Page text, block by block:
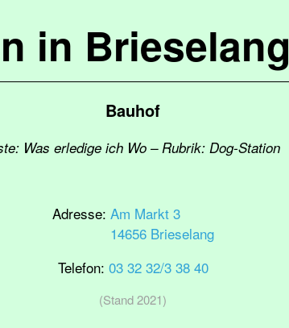
in Brieselang
Bauhof
Was erledige ich Wo – Rubrik: Dog-Station
Adresse: Am Markt 3
14656 Brieselang
Telefon: 03 32 32/3 38 40
(Stand 2021)